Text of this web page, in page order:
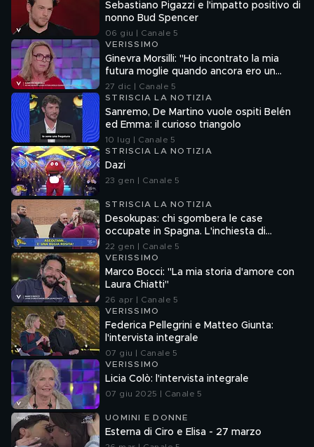
Sebastiano Pigazzi e l'impatto positivo di
nonno Bud Spencer
06 giu | Canale 5
VERISSIMO
Ginevra Morsilli: "Ho incontrato la mia
futura moglie quando ancora ero un
uomo"
27 dic | Canale 5
STRISCIA LA NOTIZIA
Sanremo, De Martino vuole ospiti Belén
ed Emma: il curioso triangolo
10 lug | Canale 5
STRISCIA LA NOTIZIA
Dazi
23 gen | Canale 5
STRISCIA LA NOTIZIA
Desokupas: chi sgombera le case
occupate in Spagna. L'inchiesta di
Francesco Mazza
22 gen | Canale 5
VERISSIMO
Marco Bocci: "La mia storia d'amore con
Laura Chiatti"
26 apr | Canale 5
VERISSIMO
Federica Pellegrini e Matteo Giunta:
l'intervista integrale
07 giu | Canale 5
VERISSIMO
Licia Colò: l'intervista integrale
07 giu 2025 | Canale 5
UOMINI E DONNE
Esterna di Ciro e Elisa - 27 marzo